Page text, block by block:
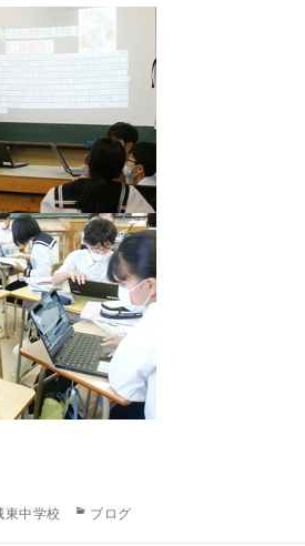
東中学校
カ
ブログ